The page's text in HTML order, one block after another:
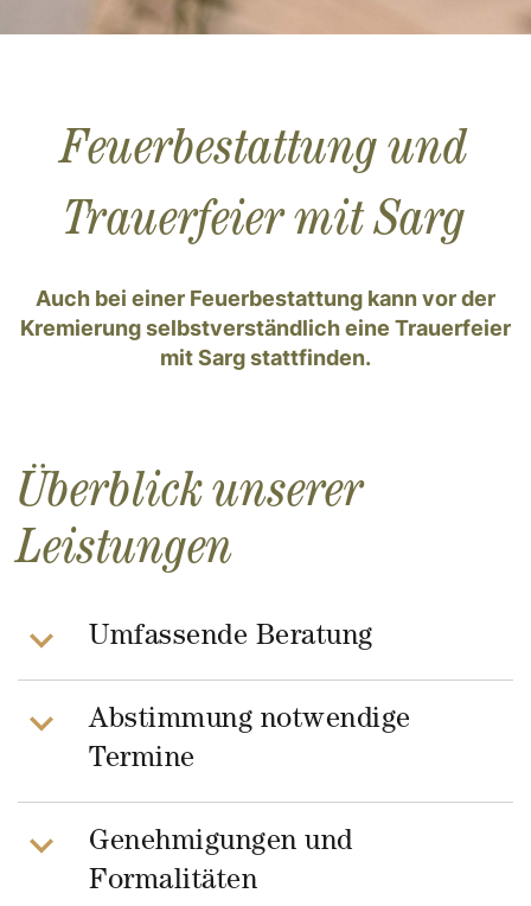
Feuerbestattung und
Trauerfeier mit Sarg
Auch bei einer Feuerbestattung kann vor der
Kremierung selbstverständlich eine Trauerfeier
mit Sarg stattfinden.
Überblick unserer
Leistungen
Umfassende Beratung
Abstimmung notwendige
Termine
Genehmigungen und
Formalitäten